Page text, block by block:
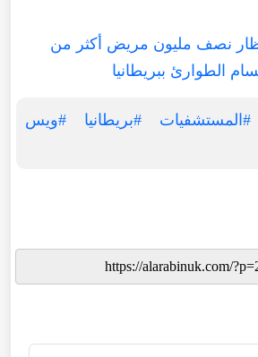
نصف مليون مريض أكثر من
#المستشفيات #بريطانيا
#ويس